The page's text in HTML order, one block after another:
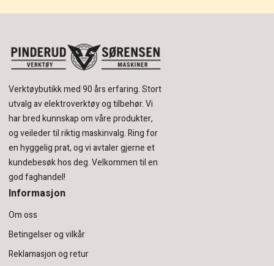
Verktøybutikk med 90 års erfaring.Stort
utvalg av elektroverktøy og tilbehør.Vi
har bred kunnskap om våre produkter,
og veileder til riktig maskinvalg. Ring for
en hyggelig prat, og vi avtaler gjerne et
kundebesøk hos deg.Velkommen til en
god faghandel!
Informasjon
Om oss
Betingelser og vilkår
Reklamasjon og retur